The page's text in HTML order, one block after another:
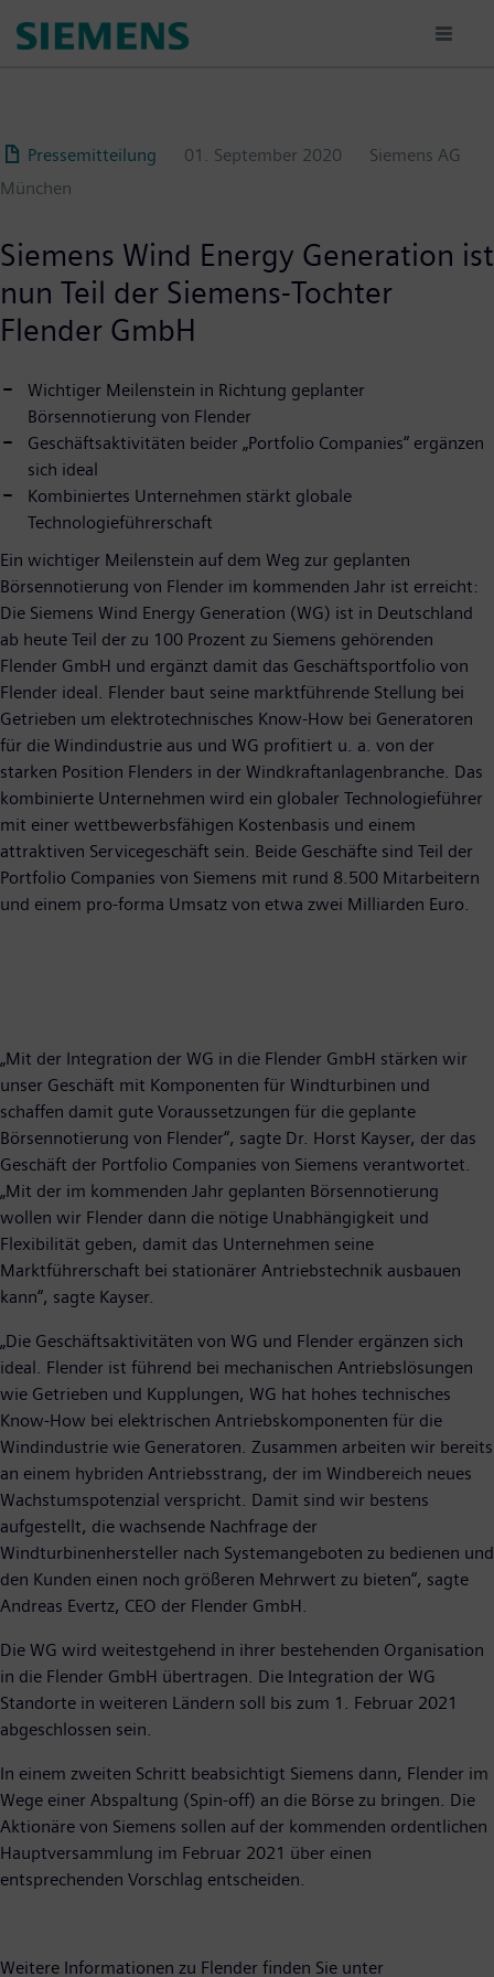
para
Pressemitteilung
01. September 2020
Siemens AG
München
Siemens Wind Energy Generation ist
nun Teil der Siemens-Tochter
Flender GmbH
Wichtiger Meilenstein in Richtung geplanter
Börsennotierung von Flender
Geschäftsaktivitäten beider „Portfolio Companies“ ergänzen
sich ideal
Kombiniertes Unternehmen stärkt globale
Technologieführerschaft
Ein wichtiger Meilenstein auf dem Weg zur geplanten
Börsennotierung von Flender im kommenden Jahr ist erreicht:
Die Siemens Wind Energy Generation (WG) ist in Deutschland
ab heute Teil der zu 100 Prozent zu Siemens gehörenden
Flender GmbH und ergänzt damit das Geschäftsportfolio von
Flender ideal. Flender baut seine marktführende Stellung bei
Getrieben um elektrotechnisches Know-How bei Generatoren
für die Windindustrie aus und WG profitiert u. a. von der
starken Position Flenders in der Windkraftanlagenbranche. Das
kombinierte Unternehmen wird ein globaler Technologieführer
mit einer wettbewerbsfähigen Kostenbasis und einem
attraktiven Servicegeschäft sein. Beide Geschäfte sind Teil der
Portfolio Companies von Siemens mit rund 8.500 Mitarbeitern
und einem pro-forma Umsatz von etwa zwei Milliarden Euro.
„Mit der Integration der WG in die Flender GmbH stärken wir
unser Geschäft mit Komponenten für Windturbinen und
schaffen damit gute Voraussetzungen für die geplante
Börsennotierung von Flender“, sagte Dr. Horst Kayser, der das
Geschäft der Portfolio Companies von Siemens verantwortet.
„Mit der im kommenden Jahr geplanten Börsennotierung
wollen wir Flender dann die nötige Unabhängigkeit und
Flexibilität geben, damit das Unternehmen seine
Marktführerschaft bei stationärer Antriebstechnik ausbauen
kann“, sagte Kayser.
„Die Geschäftsaktivitäten von WG und Flender ergänzen sich
ideal. Flender ist führend bei mechanischen Antriebslösungen
wie Getrieben und Kupplungen, WG hat hohes technisches
Know-How bei elektrischen Antriebskomponenten für die
Windindustrie wie Generatoren. Zusammen arbeiten wir bereits
an einem hybriden Antriebsstrang, der im Windbereich neues
Wachstumspotenzial verspricht. Damit sind wir bestens
aufgestellt, die wachsende Nachfrage der
Windturbinenhersteller nach Systemangeboten zu bedienen und
den Kunden einen noch größeren Mehrwert zu bieten“, sagte
Andreas Evertz, CEO der Flender GmbH.
Die WG wird weitestgehend in ihrer bestehenden Organisation
in die Flender GmbH übertragen. Die Integration der WG
Standorte in weiteren Ländern soll bis zum 1. Februar 2021
abgeschlossen sein.
In einem zweiten Schritt beabsichtigt Siemens dann, Flender im
Wege einer Abspaltung (Spin-off) an die Börse zu bringen. Die
Aktionäre von Siemens sollen auf der kommenden ordentlichen
Hauptversammlung im Februar 2021 über einen
entsprechenden Vorschlag entscheiden.
Weitere Informationen zu Flender finden Sie unter